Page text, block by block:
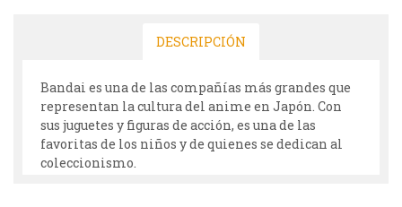
DESCRIPCIÓN
Bandai es una de las compañías más grandes que
representan la cultura del anime en Japón. Con
sus juguetes y figuras de acción, es una de las
favoritas de los niños y de quienes se dedican al
coleccionismo.